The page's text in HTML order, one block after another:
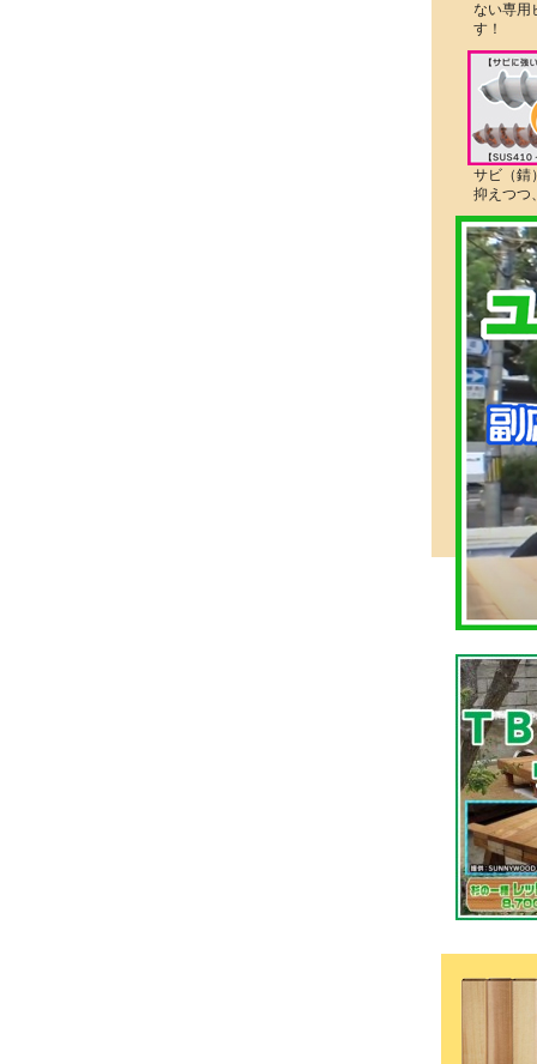
ない専用
す！
サビ（錆
抑えつつ